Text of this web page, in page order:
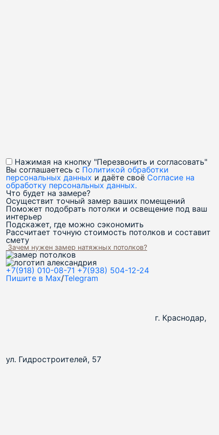
Нажимая на кнопку "Перезвонить и согласовать"
Вы соглашаетесь c Политикой обработки
персональных данных и даёте своё Согласие на
обработку персональных данных.
Что будет на замере?
Осуществит точный замер ваших помещений
Поможет подобрать потолки и освещение под ваш
интерьер
Подскажет, где можно сэкономить
Рассчитает точную стоимость потолков и составит
смету
Зачем нужен замер натяжных потолков?
+7(918) 010-08-71 +7(938) 504-12-24
Пишите в Max/Telegram
г. Краснодар,
ул. Гидростроителей, 57